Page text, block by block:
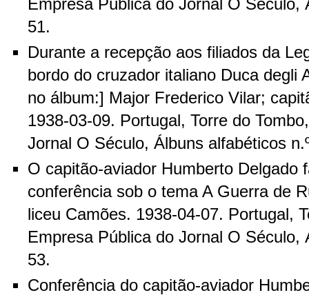
Empresa Pública do Jornal O Século,
51.
Durante a recepção aos filiados da
bordo do cruzador italiano Duca degli
no álbum:] Major Frederico Vilar;
1938-03-09. Portugal, Torre do
Jornal O Século, Álbuns alfabéticos
O capitão-aviador Humberto Delgado
conferência sob o tema A Guerra de
liceu Camões. 1938-04-07. Portugal,
Empresa Pública do Jornal O Século,
53.
Conferência do capitão-aviador